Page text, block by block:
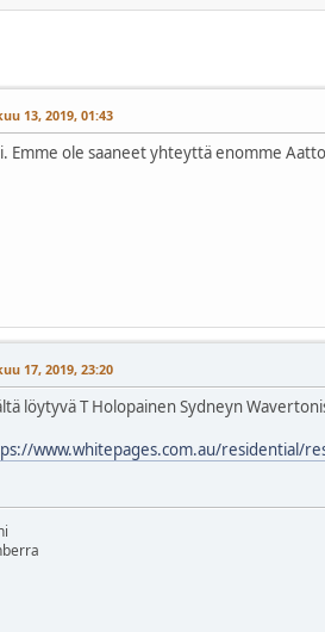
13, 2019, 01:43
Emme ole saaneet yhteyttä enomme
17, 2019, 23:20
löytyvä T Holopainen Sydneyn
www.whitepages.com.au/residential/